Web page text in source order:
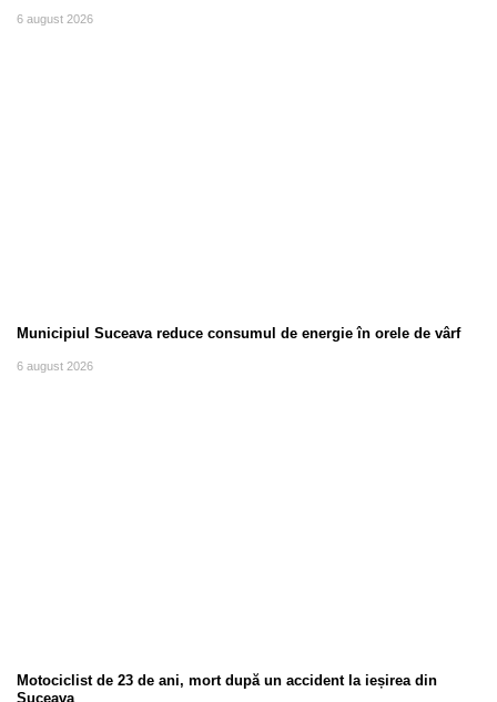
6 august 2026
Municipiul Suceava reduce consumul de energie în orele de vârf
6 august 2026
Motociclist de 23 de ani, mort după un accident la ieșirea din
Suceava